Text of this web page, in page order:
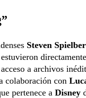
Steven
a archivos
colaboración con
pertenece a Disney